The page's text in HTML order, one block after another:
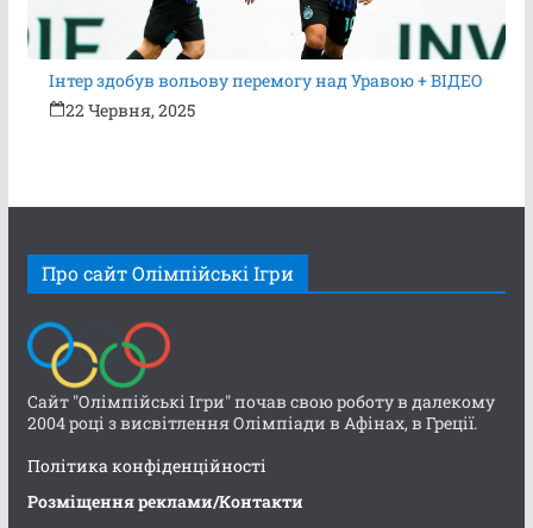
Інтер здобув вольову перемогу над Уравою + ВІДЕО
22 Червня, 2025
Про сайт Олімпійські Ігри
Сайт "Олімпійські Ігри" почав свою роботу в далекому
2004 році з висвітлення Олімпіади в Афінах, в Греції.
Політика конфіденційності
Розміщення реклами/Контакти